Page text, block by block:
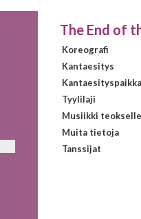
The End of
Koreografi
Kantaesitys
Kantaesityspaikka
Tyylilaji
Musiikki teokselle
Muita tietoja
Tanssijat